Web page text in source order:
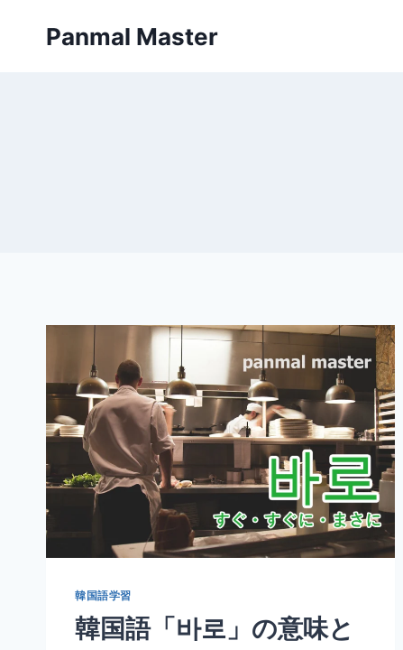
Panmal Master
韓国語学習
韓国語「바로」の意味と